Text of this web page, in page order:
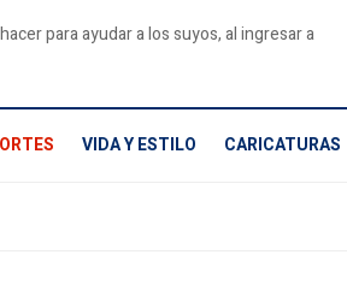
para ayudar a los suyos, al ingresar a
VIDA Y ESTILO CARICATURAS